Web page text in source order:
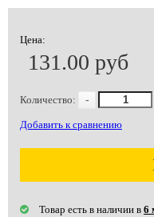
Цена:
131.00 руб
Количество: -
Добавить к сравнению
Товар есть в наличии в 6